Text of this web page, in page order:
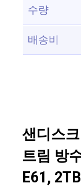
수량
배송비
샌디스
트림 방
E61,